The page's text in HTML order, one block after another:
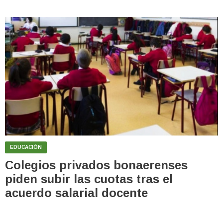
EDUCACIÓN
Colegios privados bonaerenses
piden subir las cuotas tras el
acuerdo salarial docente